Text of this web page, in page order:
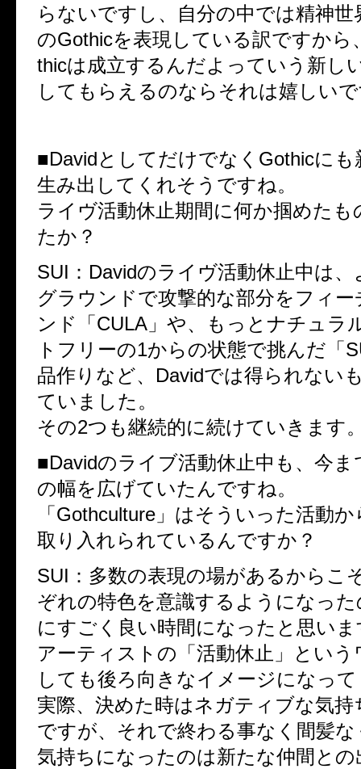
らないですし、自分の中では精神
のGothicを表現している訳ですから
thicは成立するんだよっていう新し
してもらえるのならそれは嬉しい
■DavidとしてだけでなくGothicにも
生み出してくれそうですね。
ライヴ活動休止期間に何か掴めた
たか？
SUI：Davidのライヴ活動休止中は
グラウンドで攻撃的な部分をフィ
ンド「CULA」や、もっとナチュラ
トフリーの1からの状態で挑んだ「
品作りなど、Davidでは得られない
ていました。
その2つも継続的に続けていきます
■Davidのライブ活動休止中も、今ま
の幅を広げていたんですね。
「Gothculture」はそういった活動
取り入れられているんですか？
SUI：多数の表現の場があるからこ
ぞれの特色を意識するようになっ
にすごく良い時間になったと思いま
アーティストの「活動休止」とい
しても後ろ向きなイメージになっ
実際、決めた時はネガティブな気持
ですが、それで終わる事なく間髪
気持ちになったのは新たな仲間と